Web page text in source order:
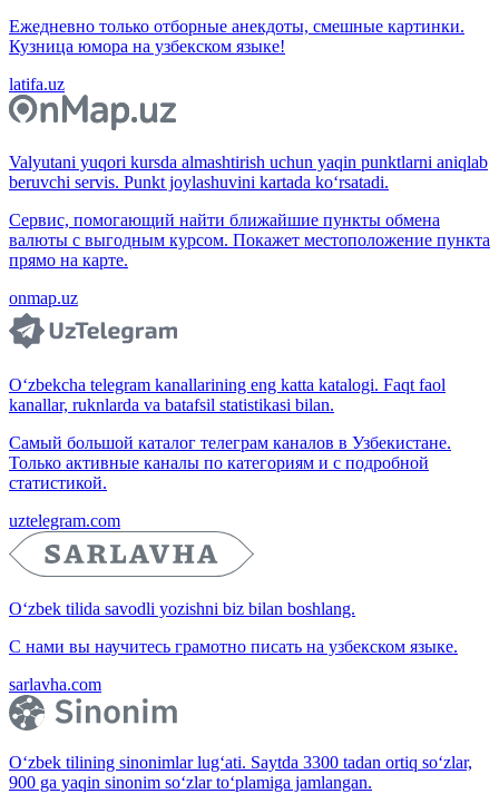
Ежедневно только отборные анекдоты, смешные картинки.
Кузница юмора на узбекском языке!
latifa.uz
Valyutani yuqori kursda almashtirish uchun yaqin punktlarni aniqlab
beruvchi servis. Punkt joylashuvini kartada ko‘rsatadi.
Сервис, помогающий найти ближайшие пункты обмена
валюты с выгодным курсом. Покажет местоположение пункта
прямо на карте.
onmap.uz
O‘zbekcha telegram kanallarining eng katta katalogi. Faqt faol
kanallar, ruknlarda va batafsil statistikasi bilan.
Самый большой каталог телеграм каналов в Узбекистане.
Только активные каналы по категориям и с подробной
статистикой.
uztelegram.com
O‘zbek tilida savodli yozishni biz bilan boshlang.
С нами вы научитесь грамотно писать на узбекском языке.
sarlavha.com
O‘zbek tilining sinonimlar lug‘ati. Saytda 3300 tadan ortiq so‘zlar,
900 ga yaqin sinonim so‘zlar to‘plamiga jamlangan.